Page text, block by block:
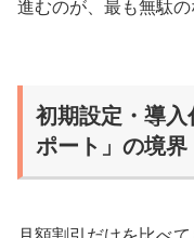
進むのが、最も無駄の
初期設定・導
ポート」の境界